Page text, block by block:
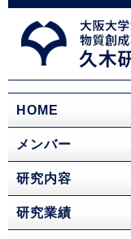
HOME
メンバー
研究内容
研究業績